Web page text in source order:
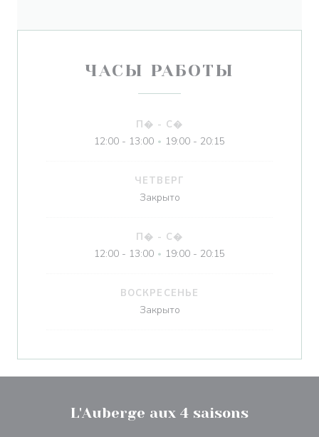
ЧАСЫ РАБОТЫ
П� - С�
12:00 - 13:00 • 19:00 - 20:15
ЧЕТВЕРГ
Закрыто
П� - С�
12:00 - 13:00 • 19:00 - 20:15
ВОСКРЕСЕНЬЕ
Закрыто
L'Auberge aux 4 saisons